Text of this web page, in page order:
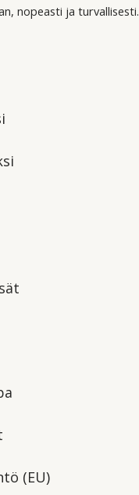
nopeasti ja turvallisesti.
(EU)